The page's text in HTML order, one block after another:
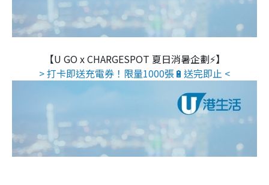
【U GO x CHARGESPOT 夏日消暑企劃⚡】
> 打卡即送充電券！限量1000張🔋送完即止 <